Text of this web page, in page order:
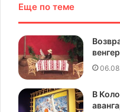
Еще по теме
В